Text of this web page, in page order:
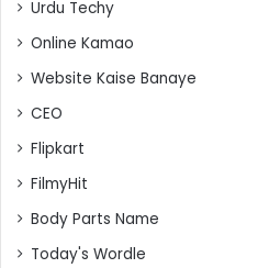
Urdu Techy
Online Kamao
Website Kaise Banaye
CEO
Flipkart
FilmyHit
Body Parts Name
Today's Wordle